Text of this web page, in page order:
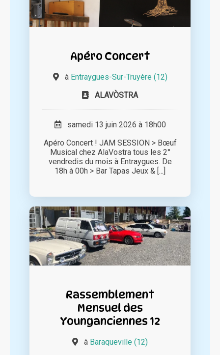
Apéro Concert
à Entraygues-Sur-Truyère (12)
ALAVÒSTRA
samedi 13 juin 2026 à 18h00
Apéro Concert ! JAM SESSION > Bœuf
Musical chez AlaVostra tous les 2°
vendredis du mois à Entraygues. De
18h à 00h > Bar Tapas Jeux & [...]
Rassemblement
Mensuel des
Younganciennes 12
à Baraqueville (12)